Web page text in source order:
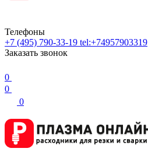
Телефоны
+7 (495) 790-33-19 tel:+74957903319
Заказать звонок
0
0
0